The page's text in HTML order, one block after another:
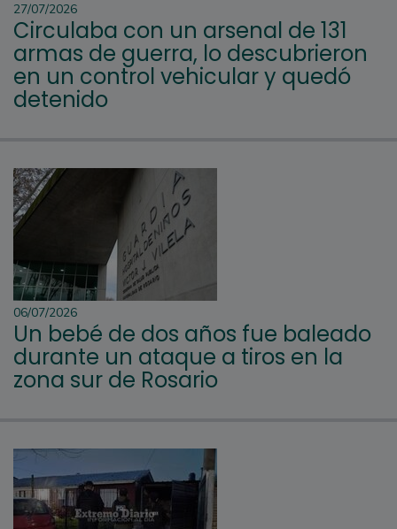
27/07/2026
Circulaba con un arsenal de 131
armas de guerra, lo descubrieron
en un control vehicular y quedó
detenido
06/07/2026
Un bebé de dos años fue baleado
durante un ataque a tiros en la
zona sur de Rosario